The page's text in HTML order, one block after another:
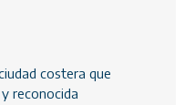
costera que
reconocida